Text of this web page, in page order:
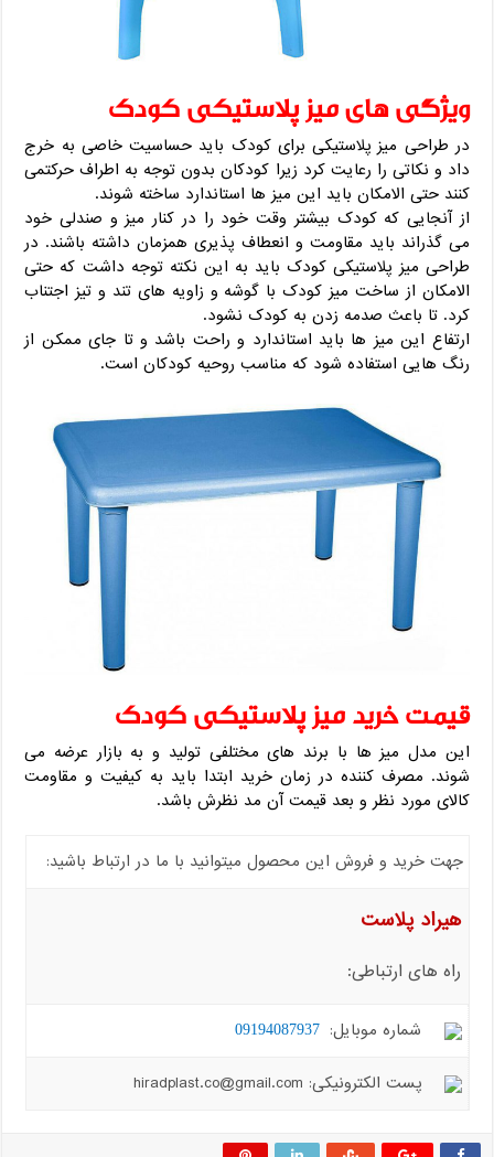
ویژگی های میز پلاستیکی کودک
در طراحی میز پلاستیکی برای کودک باید حساسیت خاصی به خرج
داد و نکاتی را رعایت کرد زیرا کودکان بدون توجه به اطراف حرکتمی
کنند حتی الامکان باید این میز ها استاندارد ساخته شوند.
از آنجایی که کودک بیشتر وقت خود را در کنار میز و صندلی خود
می گذراند باید مقاومت و انعطاف پذیری همزمان داشته باشند. در
طراحی میز پلاستیکی کودک باید به این نکته توجه داشت که حتی
الامکان از ساخت میز کودک با گوشه و زاویه های تند و تیز اجتناب
کرد. تا باعث صدمه زدن به کودک نشود.
ارتفاع این میز ها باید استاندارد و راحت باشد و تا جای ممکن از
رنگ هایی استفاده شود که مناسب روحیه کودکان است.
قیمت خرید میز پلاستیکی کودک
این مدل میز ها با برند های مختلفی تولید و به بازار عرضه می
شوند. مصرف کننده در زمان خرید ابتدا باید به کیفیت و مقاومت
کالای مورد نظر و بعد قیمت آن مد نظرش باشد.
جهت خرید و فروش این محصول میتوانید با ما در ارتباط باشید:
هیراد پلاست
راه های ارتباطی:
شماره موبایل: 09194087937
پست الکترونیکی: hiradplast.co@gmail.com